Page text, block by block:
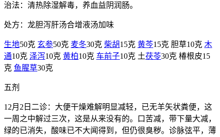
治法：清热除湿解毒，养血益阴润肠。
处方：龙胆泻肝汤合增液汤加味
生地50克 玄参50克 麦冬30克 柴胡15克 黄芩15克 胆草10克 木
通10克 泽泻10克 黄柏10克 车前子10克 土茯苓30克 椿根皮15
克 鱼腥草30克
五剂
12月2日二诊：大便干燥难解明显减轻，已无羊矢状粪便，这
一周之中解过三次，这是从来没有的。口苦减，带下量大减，
绿的已消失，酸味已不大闻得到，但仍很臭秽。诊脉弦平，薄